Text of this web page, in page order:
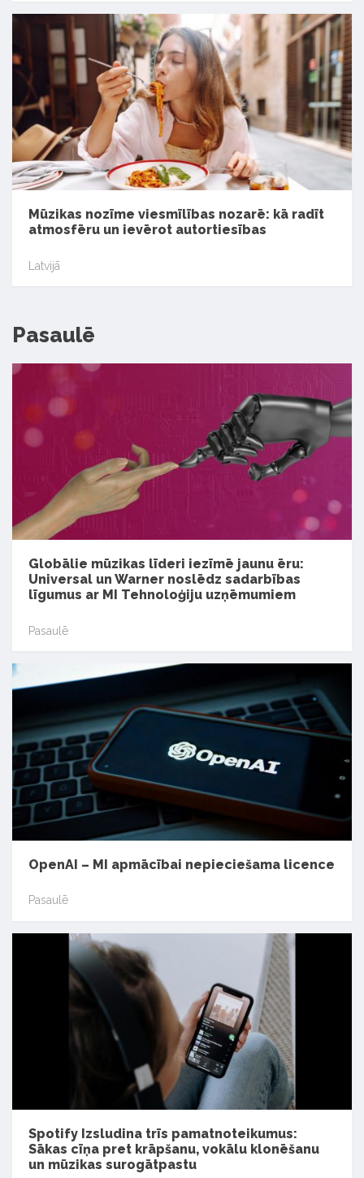
Mūzikas nozīme viesmīlības nozarē: kā radīt
atmosfēru un ievērot autortiesības
Latvijā
Pasaulē
Globālie mūzikas līderi iezīmē jaunu ēru:
Universal un Warner noslēdz sadarbības
līgumus ar MI Tehnoloģiju uzņēmumiem
Pasaulē
OpenAI – MI apmācībai nepieciešama licence
Pasaulē
Spotify Izsludina trīs pamatnoteikumus:
Sākas cīņa pret krāpšanu, vokālu klonēšanu
un mūzikas surogātpastu